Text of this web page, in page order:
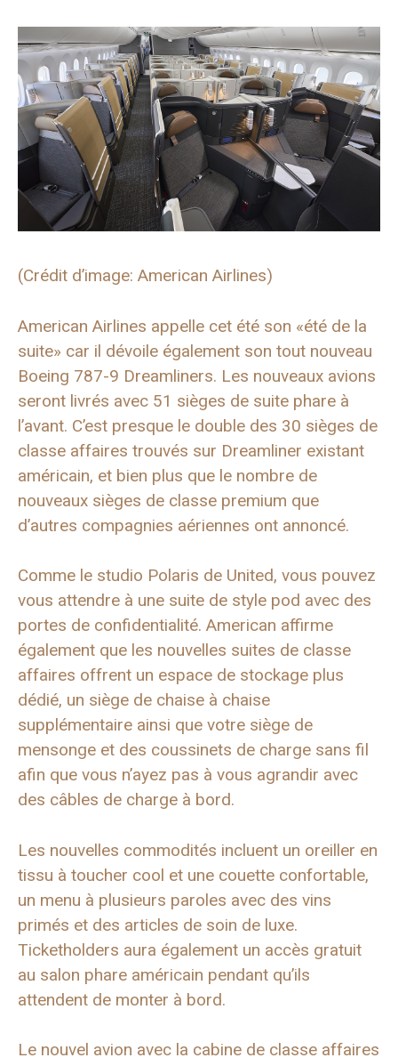
(Crédit d’image: American Airlines)
American Airlines appelle cet été son «été de la
suite» car il dévoile également son tout nouveau
Boeing 787-9 Dreamliners. Les nouveaux avions
seront livrés avec 51 sièges de suite phare à
l’avant. C’est presque le double des 30 sièges de
classe affaires trouvés sur Dreamliner existant
américain, et bien plus que le nombre de
nouveaux sièges de classe premium que
d’autres compagnies aériennes ont annoncé.
Comme le studio Polaris de United, vous pouvez
vous attendre à une suite de style pod avec des
portes de confidentialité. American affirme
également que les nouvelles suites de classe
affaires offrent un espace de stockage plus
dédié, un siège de chaise à chaise
supplémentaire ainsi que votre siège de
mensonge et des coussinets de charge sans fil
afin que vous n’ayez pas à vous agrandir avec
des câbles de charge à bord.
Les nouvelles commodités incluent un oreiller en
tissu à toucher cool et une couette confortable,
un menu à plusieurs paroles avec des vins
primés et des articles de soin de luxe.
Ticketholders aura également un accès gratuit
au salon phare américain pendant qu’ils
attendent de monter à bord.
Le nouvel avion avec la cabine de classe affaires